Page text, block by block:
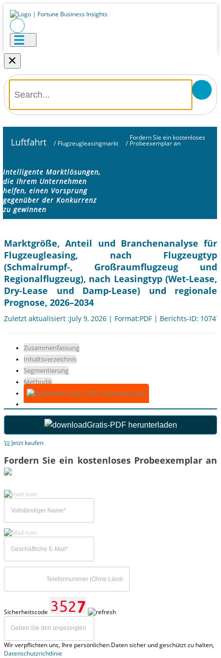
×
Luftfahrt / Flugzeugleasingmarkt /
Fordern Sie ein kostenloses
Probeexemplar an
Intelligente Marktlösungen,
die Ihrem Unternehmen
helfen, einen Vorsprung
gegenüber der Konkurrenz
zu gewinnen
Marktgröße, Anteil und Branchenanalyse für
Flugzeugleasing, nach Flugzeugtyp
(Schmalrumpf-, Großraumflugzeug und
Regionalflugzeug), nach Leasingtyp (Wet-Lease,
Dry-Lease und Damp-Lease) und regionale
Prognose, 2026–2034
Zuletzt aktualisiert :July 9, 2026 | Format:PDF | Berichts-ID:
Zusammenfassung
Inhaltsverzeichnis
Segmentierung
Methodik
Gratis-PDF herunterladen
Gratis-PDF herunterladen
Jetzt kaufen
Fordern Sie ein kostenloses Probeexemplar an
Sicherheitscode
Wir verpflichten uns, Ihre persönlichen Daten sicher und geschützt zu halten,
Datenschutzrichtlinie